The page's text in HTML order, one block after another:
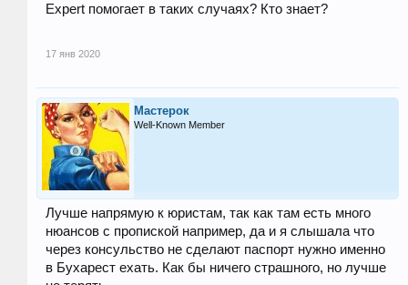
Expert помогает в таких случаях? Кто знает?
17 янв 2020
Мастерок
Well-Known Member
Лучше напрямую к юристам, так как там есть много
нюансов с пропиской например, да и я слышала что
через консульство не сделают паспорт нужно именно
в Бухарест ехать. Как бы ничего страшного, но лучше